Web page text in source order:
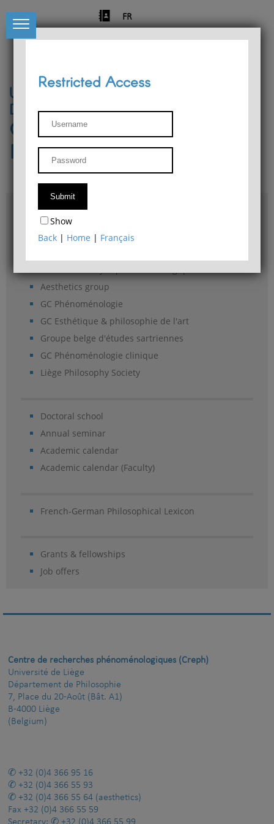
FR
University of Liège
Départment of Philosophy
Center for Phenomenological
Research
Access & maps
Philosophy Department Library
Aesthetics group
GC Phénoménologie
GC Esthétique & philosophie de l'art
Groupe belge d'études sartriennes
GC Phénoménologie clinique
Liège Philosophy Society
Doctoral school
Annual seminar
Academic calendar
Academic calendar (Faculty)
French-German Philosophical Lexicon
Grants & fellowships
Job offers
Restricted Access
Show
Back | Home | Français
Centre de recherches phénoménologiques (Creph)
Université de Liège
Département de Philosophie
7, Place du 20-Août (Bât. A1)
B-4000 Liège
(Belgium)
+32 (0)4 366 95 16
+32 (0)4 366 55 93
+32 (0)4 366 55 64 (aesthetics)
Fax +32 (0)4 366 55 59